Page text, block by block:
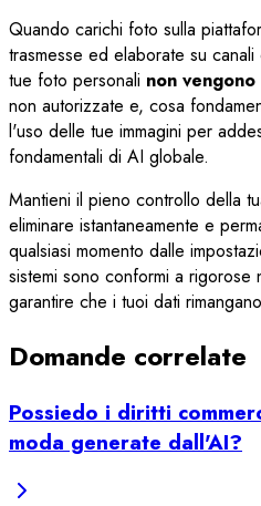
Quando carichi foto sulla
trasmesse ed elaborate su
tue foto personali non vengono
non autorizzate e, cosa
l'uso delle tue immagini per
fondamentali di AI globale.
Mantieni il pieno controllo della
eliminare istantaneamente e
qualsiasi momento dalle
sistemi sono conformi a rigorose
garantire che i tuoi dati
Domande correlate
Possiedo i diritti
moda generate dall'AI?